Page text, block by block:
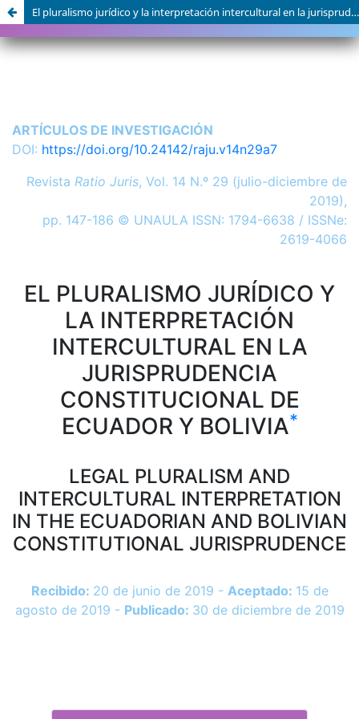
El pluralismo jurídico y la interpretación intercultural en la jurisprudencia constitucional de Ecuador y Bolivia